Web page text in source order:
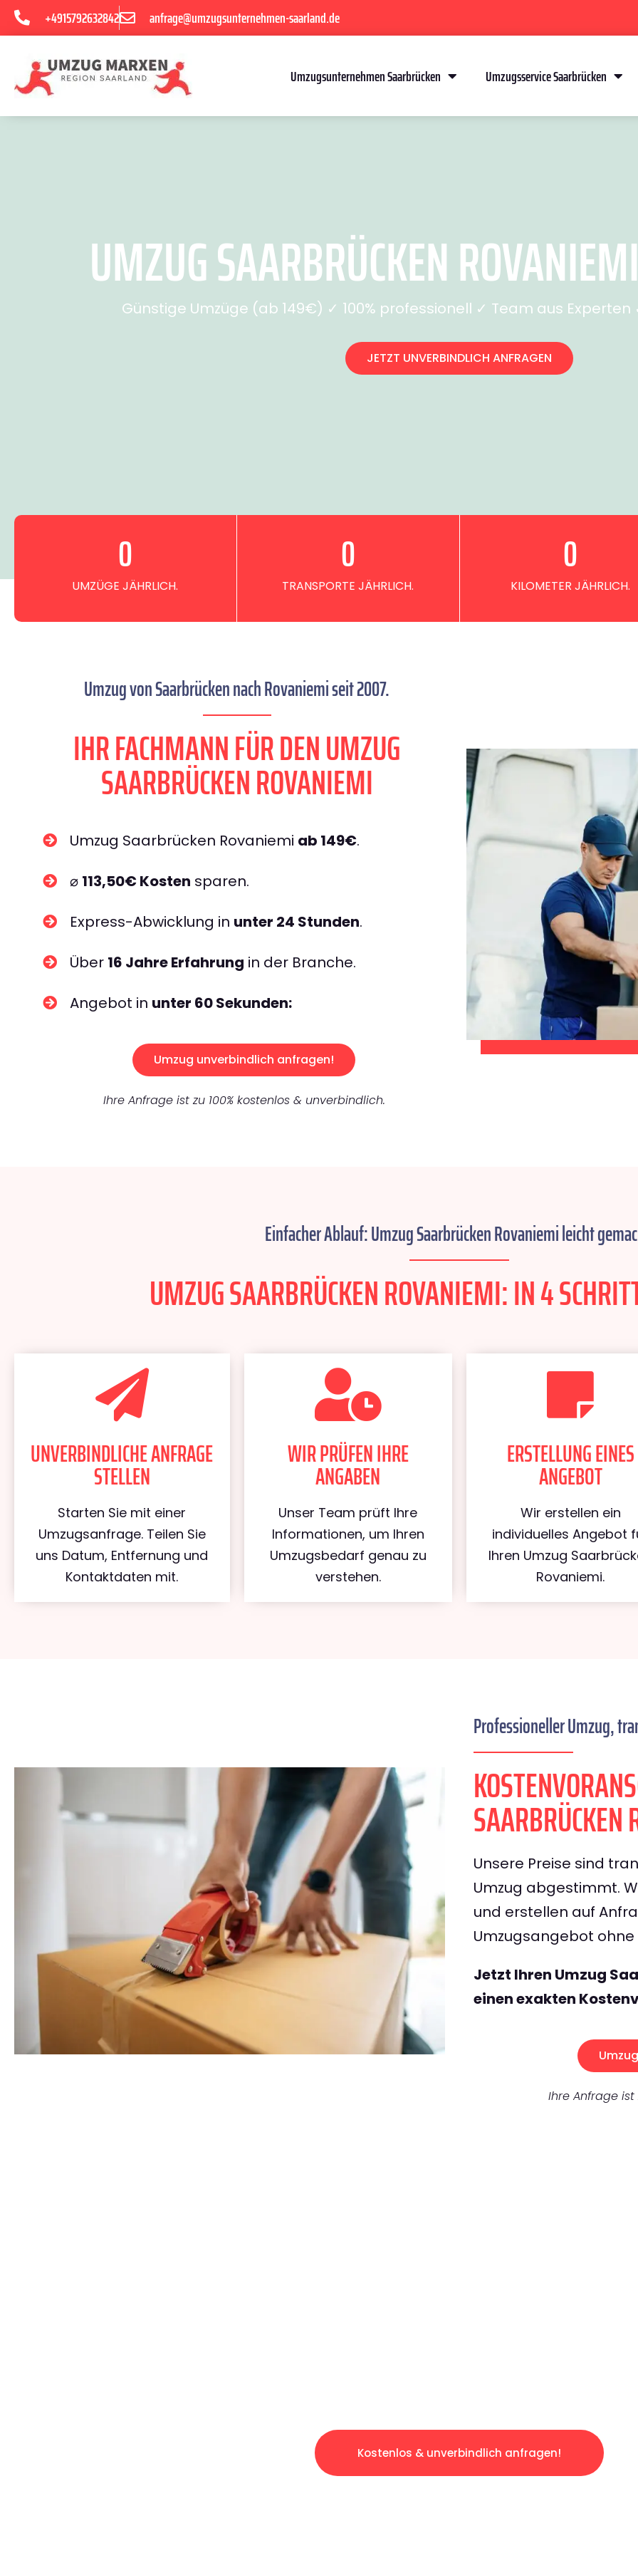
+4915792632842 anfrage@umzugsunternehmen-saarland.de
Umzugsunternehmen Saarbrücken Umzugsservice Saarbrücken
UMZUG SAARBRÜCKEN
Günstige Umzüge (ab 149€) ✓ 100% professionell ✓ Team aus
JETZT UNVERBINDLICH ANFRAGEN
UMZÜGE JÄHRLICH.
0
TRANSPORTE JÄHRLICH.
0
KILOMETER JÄHRLICH.
0
Umzug von Saarbrücken nach Rovaniemi seit 2007.
IHR FACHMANN FÜR DEN UMZUG
SAARBRÜCKEN ROVANIEMI
Umzug Saarbrücken Rovaniemi ab 149€.
⌀ 113,50€ Kosten sparen.
Express-Abwicklung in unter 24 Stunden.
Über 16 Jahre Erfahrung in der Branche.
Angebot in unter 60 Sekunden:
Umzug unverbindlich anfragen!
Ihre Anfrage ist zu 100% kostenlos & unverbindlich.
Einfacher Ablauf: Umzug Saarbrücken Rovaniemi leicht
UMZUG SAARBRÜCKEN ROVANIEMI: IN 4
UNVERBINDLICHE ANFRAGE
STELLEN
Starten Sie mit einer
Umzugsanfrage. Teilen Sie
uns Datum, Entfernung und
Kontaktdaten mit.
WIR PRÜFEN IHRE
ANGABEN
Unser Team prüft Ihre
Informationen, um Ihren
Umzugsbedarf genau zu
verstehen.
ERSTELLUNG EINES
ANGEBOT
Wir erstellen ein
individuelles Angebot
Ihren Umzug
Rovaniemi.
Professioneller Umzug,
Unsere Preise sind
Umzug abgestimmt.
und erstellen auf
Umzugsangebot
Jetzt Ihren Umzug
einen exakten
Ihre Anfrage ist
Kostenlos & unverbindlich anfragen!